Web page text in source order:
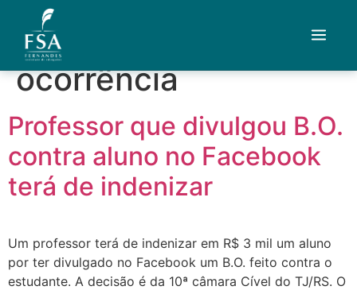
Quem Somos
Áreas de Atuação
Artigos
Contato
Tag:
ocorrência
Professor que divulgou B.O.
contra aluno no Facebook
terá de indenizar
Um professor terá de indenizar em R$ 3 mil um aluno
por ter divulgado no Facebook um B.O. feito contra o
estudante. A decisão é da 10ª câmara Cível do TJ/RS. O